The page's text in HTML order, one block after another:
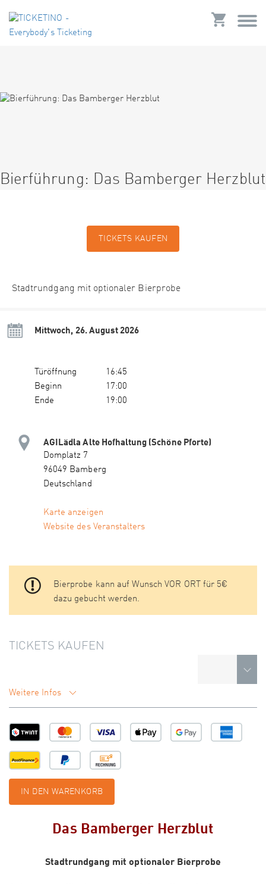
Bierführung: Das Bamberger Herzblut
TICKETS KAUFEN
Stadtrundgang mit optionaler Bierprobe
Mittwoch, 26. August 2026
Türöffnung
16:45
Beginn
17:00
Ende
19:00
AGILädla Alte Hofhaltung (Schöne Pforte)
Domplatz 7
96049 Bamberg
Deutschland
Karte anzeigen
Website des Veranstalters
Bierprobe kann auf Wunsch VOR ORT für 5€
dazu gebucht werden.
TICKETS KAUFEN
Weitere Infos
IN DEN WARENKORB
Das Bamberger Herzblut
Stadtrundgang mit optionaler Bierprobe